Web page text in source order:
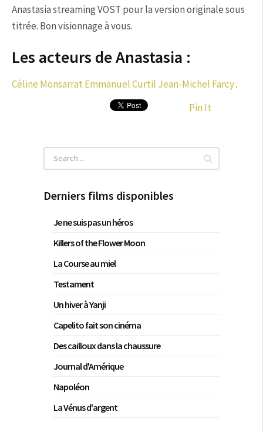
Anastasia streaming VOST pour la version originale sous
titrée. Bon visionnage à vous.
Les acteurs de Anastasia :
Céline MonsarratEmmanuel Curtil Jean-Michel Farcy.
Pin It
Derniers films disponibles
Je ne suis pas un héros
Killers of the Flower Moon
La Course au miel
Testament
Un hiver à Yanji
Capelito fait son cinéma
Des cailloux dans la chaussure
Journal d'Amérique
Napoléon
La Vénus d'argent